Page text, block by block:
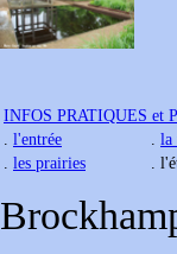
INFOS PRATIQUES et
. l'entrée . la
. les prairies .